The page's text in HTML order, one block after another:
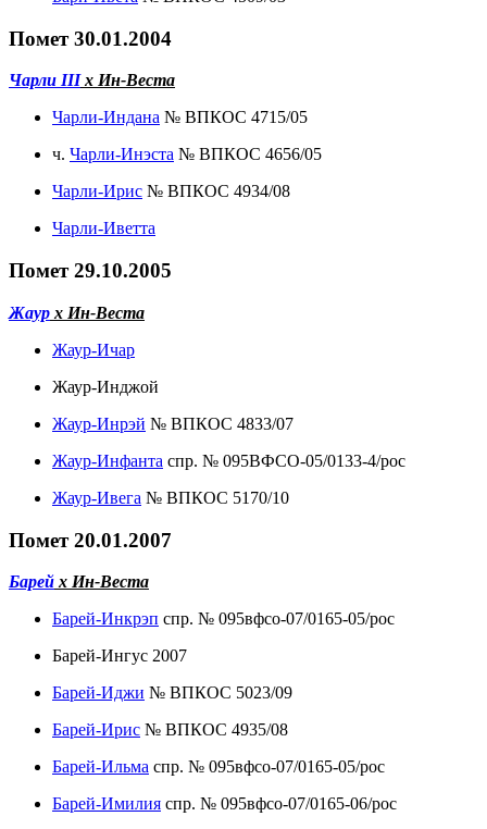
Помет 30.01.2004
Чарли IIIх Ин-Веста
Чарли-Индана № ВПКОС 4715/05
ч. Чарли-Инэста № ВПКОС 4656/05
Чарли-Ирис № ВПКОС 4934/08
Чарли-Иветта
Помет 29.10.2005
Жаур х Ин-Веста
Жаур-Ичар
Жаур-Инджой
Жаур-Инрэй № ВПКОС 4833/07
Жаур-Инфанта спр. № 095ВФСО-05/0133-4/рос
Жаур-Ивега № ВПКОС 5170/10
Помет 20.01.2007
Барей х Ин-Веста
Барей-Инкрэп спр. № 095вфсо-07/0165-05/рос
Барей-Ингус 2007
Барей-Иджи № ВПКОС 5023/09
Барей-Ирис № ВПКОС 4935/08
Барей-Ильма спр. № 095вфсо-07/0165-05/рос
Барей-Имилия спр. № 095вфсо-07/0165-06/рос